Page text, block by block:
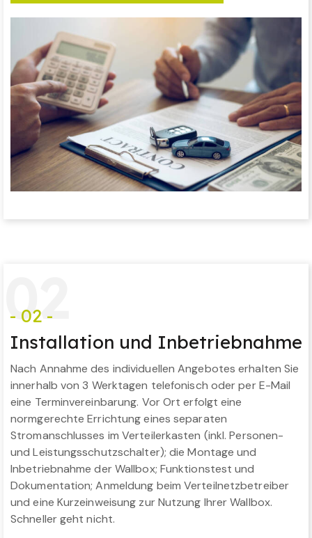
02
- 02 -
Installation und Inbetriebnahme
Nach Annahme des individuellen Angebotes erhalten Sie
innerhalb von 3 Werktagen telefonisch oder per E-Mail
eine Terminvereinbarung. Vor Ort erfolgt eine
normgerechte Errichtung eines separaten
Stromanschlusses im Verteilerkasten (inkl. Personen-
und Leistungsschutzschalter); die Montage und
Inbetriebnahme der Wallbox; Funktionstest und
Dokumentation; Anmeldung beim Verteilnetzbetreiber
und eine Kurzeinweisung zur Nutzung Ihrer Wallbox.
Schneller geht nicht.